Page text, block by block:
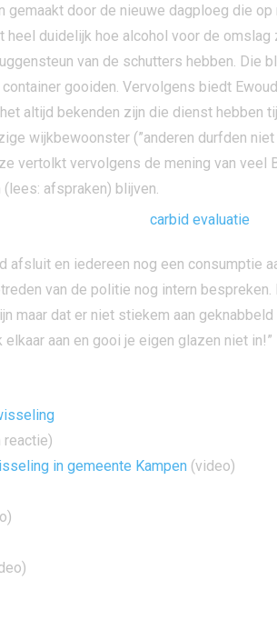
door de nieuwe dagploeg die
duidelijk hoe alcohol voor de
van de schutters hebben. Die
gooiden. Vervolgens biedt
altijd bekenden zijn die dienst hebben
wijkbewoonster (”anderen durfden
vertolkt vervolgens de mening van veel
afspraken) blijven.
en iedereen nog een consumptie
van de politie nog intern
maar dat er niet stiekem aan
aan en gooi je eigen glazen niet in!”
reactie)
in gemeente Kampen (video)